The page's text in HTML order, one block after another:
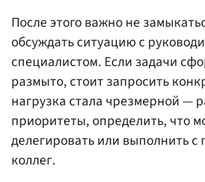
После этого важно не
обсуждать ситуацию с
специалистом. Если задачи
размыто, стоит запросить
нагрузка стала чрезмерной —
приоритеты, определить, что
делегировать или выполнить
коллег.